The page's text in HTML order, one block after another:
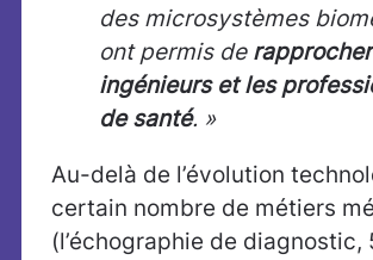
des microsystèmes
ont permis de
ingénieurs et les
de santé. »
Au-delà de l’évolution
certain nombre de métiers
(l’échographie de diagnostic,